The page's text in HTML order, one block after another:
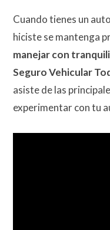
Cuando tienes un
hiciste se mantenga
manejar con
Seguro Vehicular
asiste de las
experimentar con tu